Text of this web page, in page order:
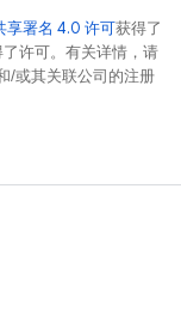
享署名 4.0 许可获得了
许可。有关详情，请
/或其关联公司的注册